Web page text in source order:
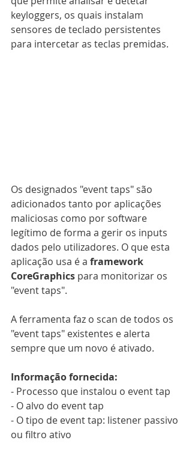
keyloggers, os quais instalam
sensores de teclado persistentes
para intercetar as teclas premidas.
Os designados "event taps" são
adicionados tanto por aplicações
maliciosas como por software
legítimo de forma a gerir os inputs
dados pelo utilizadores. O que esta
aplicação usa é a framework
CoreGraphics para monitorizar os
"event taps".
A ferramenta faz o scan de todos os
"event taps" existentes e alerta
sempre que um novo é ativado.
Informação fornecida:
- Processo que instalou o event tap
- O alvo do event tap
- O tipo de event tap: listener passivo
ou filtro ativo